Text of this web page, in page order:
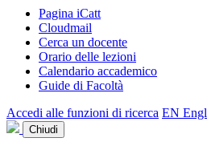
Pagina iCatt
Cloudmail
Cerca un docente
Orario delle lezioni
Calendario accademico
Guide di Facoltà
Accedi alle funzioni di ricerca EN
Chiudi